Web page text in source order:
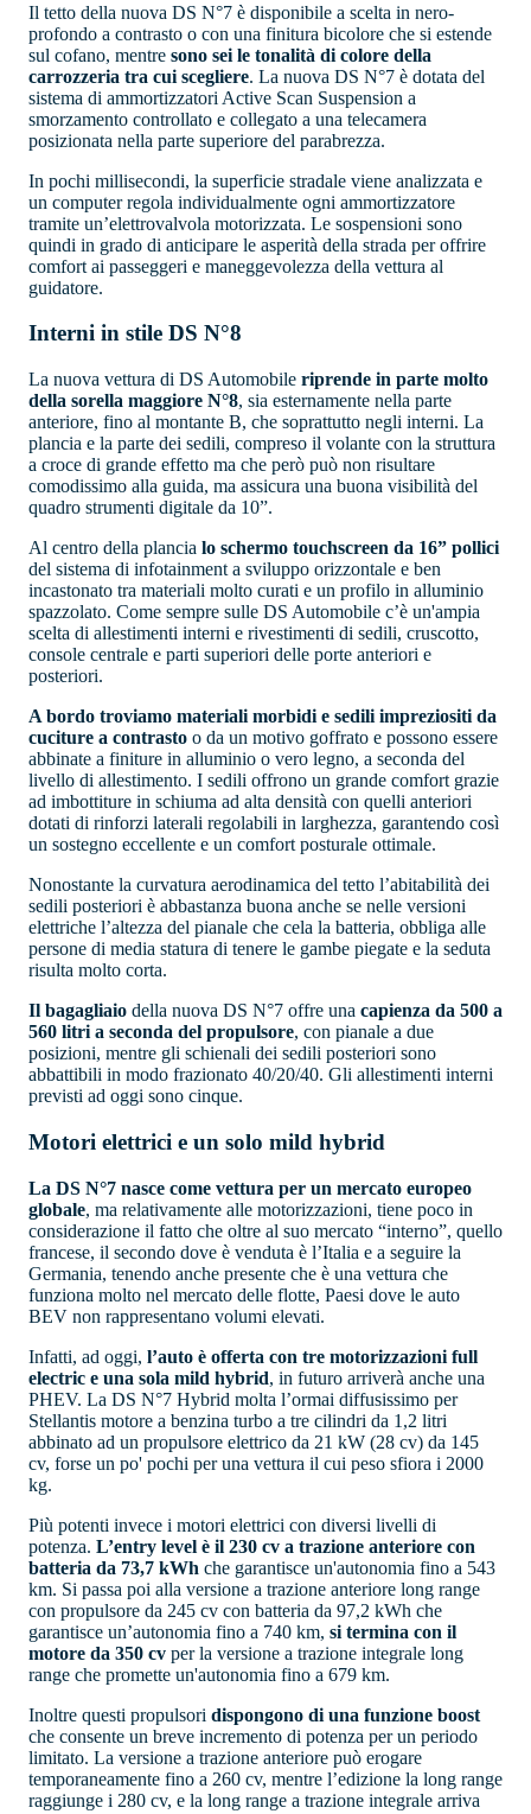
Il tetto della nuova DS N°7 è disponibile a scelta in nero-
profondo a contrasto o con una finitura bicolore che si estende
sul cofano, mentre sono sei le tonalità di colore della
carrozzeria tra cui scegliere. La nuova DS N°7 è dotata del
sistema di ammortizzatori Active Scan Suspension a
smorzamento controllato e collegato a una telecamera
posizionata nella parte superiore del parabrezza.
In pochi millisecondi, la superficie stradale viene analizzata e
un computer regola individualmente ogni ammortizzatore
tramite un’elettrovalvola motorizzata. Le sospensioni sono
quindi in grado di anticipare le asperità della strada per offrire
comfort ai passeggeri e maneggevolezza della vettura al
guidatore.
Interni in stile DS N°8
La nuova vettura di DS Automobile riprende in parte molto
della sorella maggiore N°8, sia esternamente nella parte
anteriore, fino al montante B, che soprattutto negli interni. La
plancia e la parte dei sedili, compreso il volante con la struttura
a croce di grande effetto ma che però può non risultare
comodissimo alla guida, ma assicura una buona visibilità del
quadro strumenti digitale da 10”.
Al centro della plancia lo schermo touchscreen da 16” pollici
del sistema di infotainment a sviluppo orizzontale e ben
incastonato tra materiali molto curati e un profilo in alluminio
spazzolato. Come sempre sulle DS Automobile c’è un'ampia
scelta di allestimenti interni e rivestimenti di sedili, cruscotto,
console centrale e parti superiori delle porte anteriori e
posteriori.
A bordo troviamo materiali morbidi e sedili impreziositi da
cuciture a contrasto o da un motivo goffrato e possono essere
abbinate a finiture in alluminio o vero legno, a seconda del
livello di allestimento. I sedili offrono un grande comfort grazie
ad imbottiture in schiuma ad alta densità con quelli anteriori
dotati di rinforzi laterali regolabili in larghezza, garantendo così
un sostegno eccellente e un comfort posturale ottimale.
Nonostante la curvatura aerodinamica del tetto l’abitabilità dei
sedili posteriori è abbastanza buona anche se nelle versioni
elettriche l’altezza del pianale che cela la batteria, obbliga alle
persone di media statura di tenere le gambe piegate e la seduta
risulta molto corta.
Il bagagliaio della nuova DS N°7 offre una capienza da 500 a
560 litri a seconda del propulsore, con pianale a due
posizioni, mentre gli schienali dei sedili posteriori sono
abbattibili in modo frazionato 40/20/40. Gli allestimenti interni
previsti ad oggi sono cinque.
Motori elettrici e un solo mild hybrid
La DS N°7 nasce come vettura per un mercato europeo
globale, ma relativamente alle motorizzazioni, tiene poco in
considerazione il fatto che oltre al suo mercato “interno”, quello
francese, il secondo dove è venduta è l’Italia e a seguire la
Germania, tenendo anche presente che è una vettura che
funziona molto nel mercato delle flotte, Paesi dove le auto
BEV non rappresentano volumi elevati.
Infatti, ad oggi, l’auto è offerta con tre motorizzazioni full
electric e una sola mild hybrid, in futuro arriverà anche una
PHEV. La DS N°7 Hybrid molta l’ormai diffusissimo per
Stellantis motore a benzina turbo a tre cilindri da 1,2 litri
abbinato ad un propulsore elettrico da 21 kW (28 cv) da 145
cv, forse un po' pochi per una vettura il cui peso sfiora i 2000
kg.
Più potenti invece i motori elettrici con diversi livelli di
potenza. L’entry level è il 230 cv a trazione anteriore con
batteria da 73,7 kWh che garantisce un'autonomia fino a 543
km. Si passa poi alla versione a trazione anteriore long range
con propulsore da 245 cv con batteria da 97,2 kWh che
garantisce un’autonomia fino a 740 km, si termina con il
motore da 350 cv per la versione a trazione integrale long
range che promette un'autonomia fino a 679 km.
Inoltre questi propulsori dispongono di una funzione boost
che consente un breve incremento di potenza per un periodo
limitato. La versione a trazione anteriore può erogare
temporaneamente fino a 260 cv, mentre l’edizione la long range
raggiunge i 280 cv, e la long range a trazione integrale arriva